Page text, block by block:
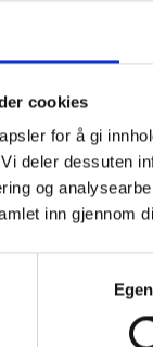
cookies
for å gi
deler dessuten
og
inn gjennom